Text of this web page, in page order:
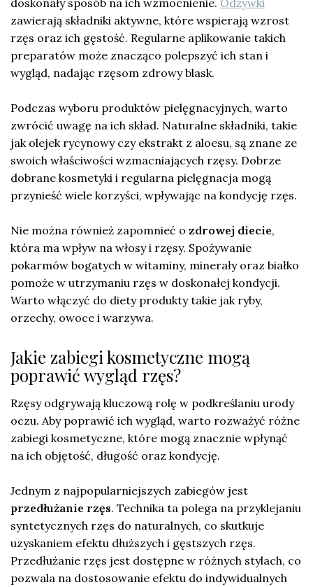
zawierają składniki aktywne, które wspierają wzrost
rzęs oraz ich gęstość. Regularne aplikowanie takich
preparatów może znacząco polepszyć ich stan i
wygląd, nadając rzęsom zdrowy blask.
Podczas wyboru produktów pielęgnacyjnych, warto
zwrócić uwagę na ich skład. Naturalne składniki, takie
jak olejek rycynowy czy ekstrakt z aloesu, są znane ze
swoich właściwości wzmacniających rzęsy. Dobrze
dobrane kosmetyki i regularna pielęgnacja mogą
przynieść wiele korzyści, wpływając na kondycję rzęs.
Nie można również zapomnieć o zdrowej diecie,
która ma wpływ na włosy i rzęsy. Spożywanie
pokarmów bogatych w witaminy, minerały oraz białko
pomoże w utrzymaniu rzęs w doskonałej kondycji.
Warto włączyć do diety produkty takie jak ryby,
orzechy, owoce i warzywa.
Jakie zabiegi kosmetyczne mogą
poprawić wygląd rzęs?
Rzęsy odgrywają kluczową rolę w podkreślaniu urody
oczu. Aby poprawić ich wygląd, warto rozważyć różne
zabiegi kosmetyczne, które mogą znacznie wpłynąć
na ich objętość, długość oraz kondycję.
Jednym z najpopularniejszych zabiegów jest
przedłużanie rzęs. Technika ta polega na przyklejaniu
syntetycznych rzęs do naturalnych, co skutkuje
uzyskaniem efektu dłuższych i gęstszych rzęs.
Przedłużanie rzęs jest dostępne w różnych stylach, co
pozwala na dostosowanie efektu do indywidualnych